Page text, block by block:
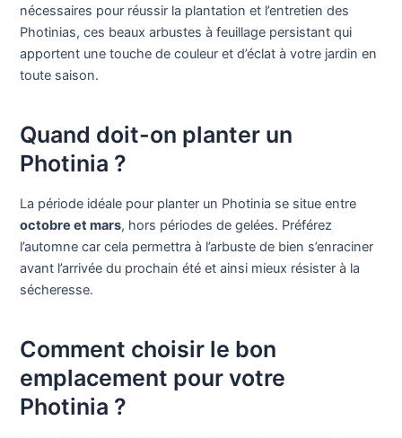
nécessaires pour réussir la plantation et l’entretien des
Photinias, ces beaux arbustes à feuillage persistant qui
apportent une touche de couleur et d’éclat à votre jardin en
toute saison.
Quand doit-on planter un
Photinia ?
La période idéale pour planter un Photinia se situe entre
octobre et mars, hors périodes de gelées. Préférez
l’automne car cela permettra à l’arbuste de bien s’enraciner
avant l’arrivée du prochain été et ainsi mieux résister à la
sécheresse.
Comment choisir le bon
emplacement pour votre
Photinia ?